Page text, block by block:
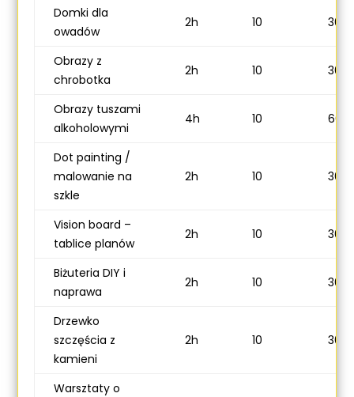
Domki dla
owadów
2h 10 300
Obrazy z
chrobotka
2h 10 300
Obrazy tuszami
alkoholowymi
4h 10 600
Dot painting /
malowanie na
szkle
2h 10 300
Vision board –
tablice planów
2h 10 300
Biżuteria DIY i
naprawa
2h 10 300
Drzewko
szczęścia z
kamieni
2h 10 300
Warsztaty o